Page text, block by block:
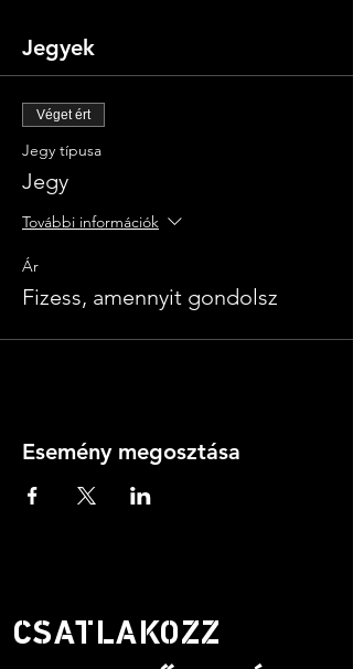
Jegyek
Véget ért
Jegy típusa
Jegy
További információk
Ár
Fizess, amennyit gondolsz
Esemény megosztása
CSATLAKOZZ